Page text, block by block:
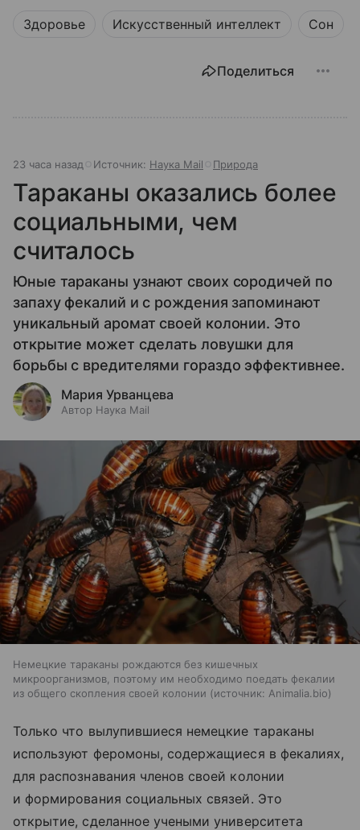
Здоровье Искусственный интеллект Сон
Поделиться
23 часа назад Источник: Наука Mail Природа
Тараканы оказались более
социальными, чем
считалось
Юные тараканы узнают своих сородичей по
запаху фекалий и с рождения запоминают
уникальный аромат своей колонии. Это
открытие может сделать ловушки для
борьбы с вредителями гораздо эффективнее.
Мария Урванцева
Автор Наука Mail
Немецкие тараканы рождаются без кишечных
микроорганизмов, поэтому им необходимо поедать фекалии
из общего скопления своей колонии
источник: Animalia.bio
Только что вылупившиеся немецкие тараканы
используют феромоны, содержащиеся в фекалиях,
для распознавания членов своей колонии
и формирования социальных связей. Это
открытие, сделанное учеными университета